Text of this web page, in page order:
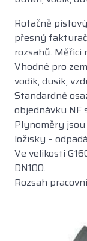
Rotačně
přesný
rozsahů. Měřící
Vhodné pro
vodík, dusík,
Standardně
objednávku NF
Plynoměry
ložisky –
Ve velikosti
DN100.
Rozsah